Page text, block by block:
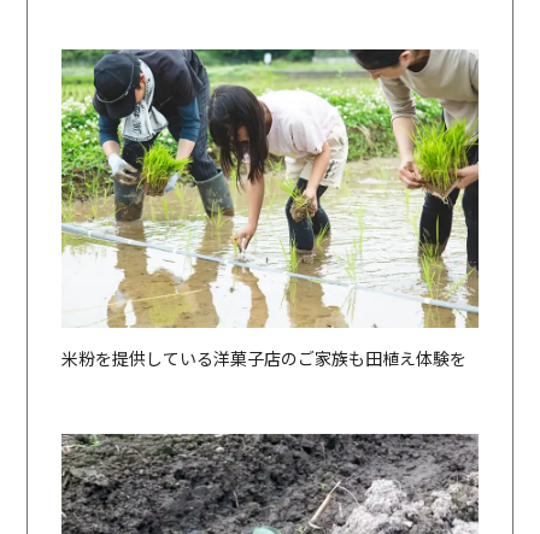
米粉を提供している洋菓子店のご家族も田植え体験を